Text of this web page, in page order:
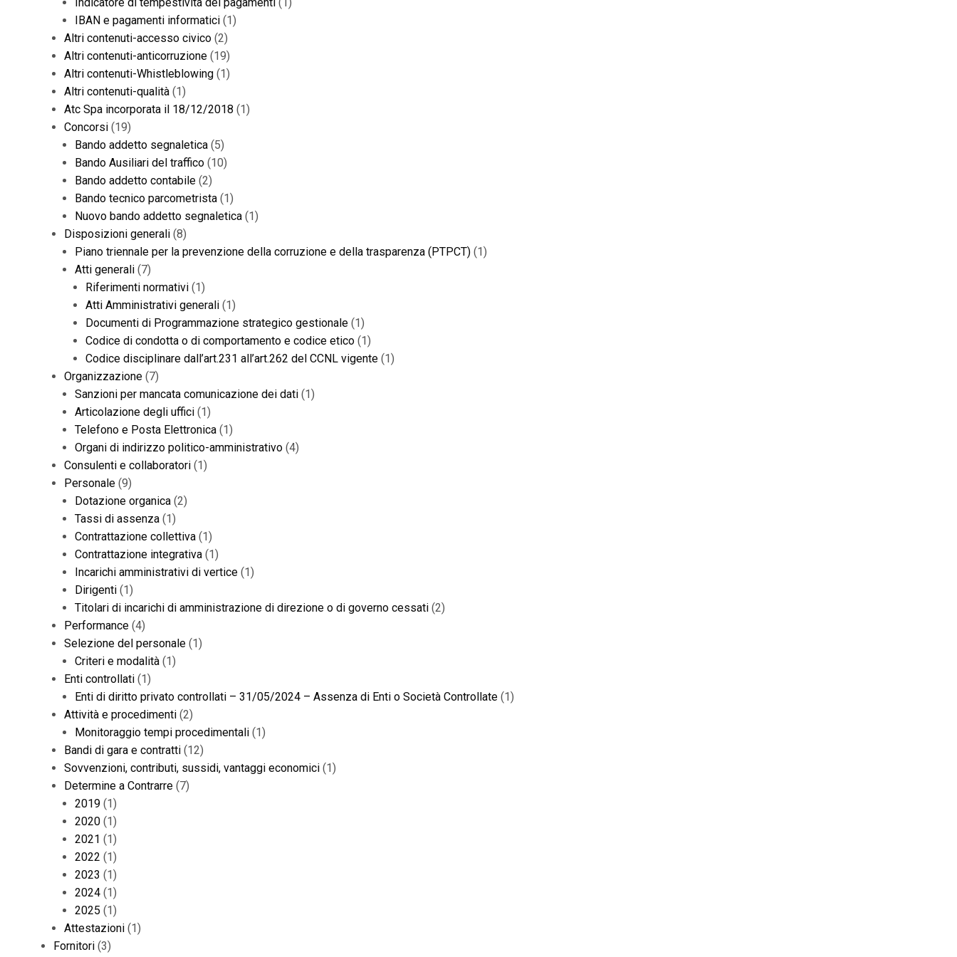
IBAN e pagamenti informatici (1)
Altri contenuti-accesso civico (2)
Altri contenuti-anticorruzione (19)
Altri contenuti-Whistleblowing (1)
Altri contenuti-qualità (1)
Atc Spa incorporata il 18/12/2018 (1)
Concorsi (19)
Bando addetto segnaletica (5)
Bando Ausiliari del traffico (10)
Bando addetto contabile (2)
Bando tecnico parcometrista (1)
Nuovo bando addetto segnaletica (1)
Disposizioni generali (8)
Piano triennale per la prevenzione della corruzione e della trasparenza (PTPCT) (1)
Atti generali (7)
Riferimenti normativi (1)
Atti Amministrativi generali (1)
Documenti di Programmazione strategico gestionale (1)
Codice di condotta o di comportamento e codice etico (1)
Codice disciplinare dall’art.231 all’art.262 del CCNL vigente (1)
Organizzazione (7)
Sanzioni per mancata comunicazione dei dati (1)
Articolazione degli uffici (1)
Telefono e Posta Elettronica (1)
Organi di indirizzo politico-amministrativo (4)
Consulenti e collaboratori (1)
Personale (9)
Dotazione organica (2)
Tassi di assenza (1)
Contrattazione collettiva (1)
Contrattazione integrativa (1)
Incarichi amministrativi di vertice (1)
Dirigenti (1)
Titolari di incarichi di amministrazione di direzione o di governo cessati (2)
Performance (4)
Selezione del personale (1)
Criteri e modalità (1)
Enti controllati (1)
Enti di diritto privato controllati – 31/05/2024 – Assenza di Enti o Società Controllate (1)
Attività e procedimenti (2)
Monitoraggio tempi procedimentali (1)
Bandi di gara e contratti (12)
Sovvenzioni, contributi, sussidi, vantaggi economici (1)
Determine a Contrarre (7)
2019 (1)
2020 (1)
2021 (1)
2022 (1)
2023 (1)
2024 (1)
2025 (1)
Attestazioni (1)
Fornitori (3)